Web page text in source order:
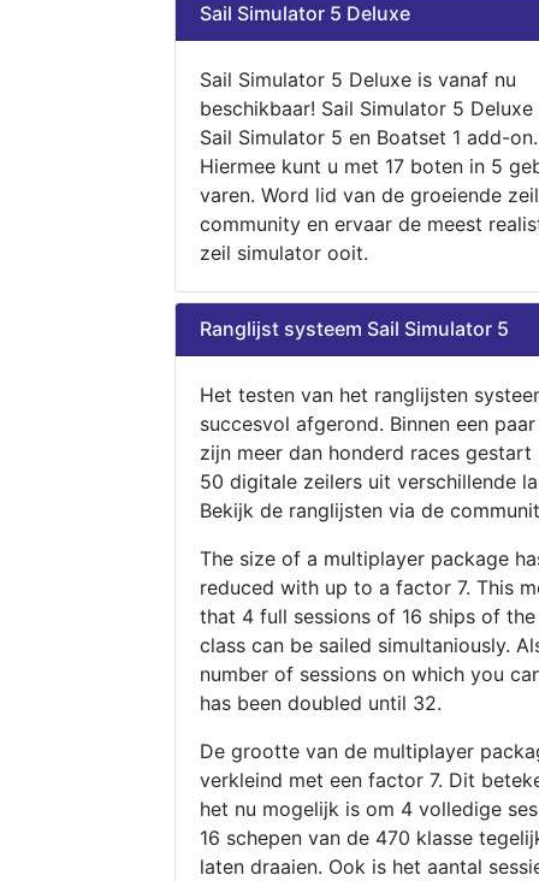
Sail Simulator 5 Deluxe
Sail Simulator 5 Deluxe is vanaf nu
beschikbaar! Sail Simulator 5
Sail Simulator 5 en Boatset 1 add-on.
Hiermee kunt u met 17 boten in 5
varen. Word lid van de groeiende zeil
community en ervaar de meest
zeil simulator ooit.
Ranglijst systeem Sail Simulator 5
Het testen van het ranglijsten
succesvol afgerond. Binnen een
zijn meer dan honderd races gestart
50 digitale zeilers uit verschillende
Bekijk de ranglijsten via de
The size of a multiplayer package
reduced with up to a factor 7. This
that 4 full sessions of 16 ships of
class can be sailed simultaniously.
number of sessions on which you
has been doubled until 32.
De grootte van de multiplayer
verkleind met een factor 7. Dit
het nu mogelijk is om 4 volledige
16 schepen van de 470 klasse
laten draaien. Ook is het aantal